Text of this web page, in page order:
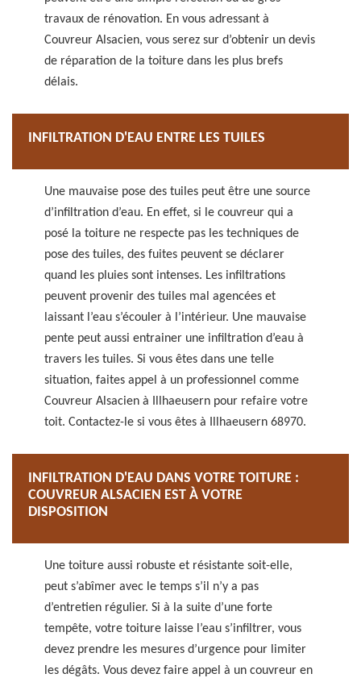
travaux de rénovation. En vous adressant à
Couvreur Alsacien, vous serez sur d’obtenir un devis
de réparation de la toiture dans les plus brefs
délais.
INFILTRATION D'EAU ENTRE LES TUILES
Une mauvaise pose des tuiles peut être une source
d’infiltration d’eau. En effet, si le couvreur qui a
posé la toiture ne respecte pas les techniques de
pose des tuiles, des fuites peuvent se déclarer
quand les pluies sont intenses. Les infiltrations
peuvent provenir des tuiles mal agencées et
laissant l’eau s’écouler à l’intérieur. Une mauvaise
pente peut aussi entrainer une infiltration d’eau à
travers les tuiles. Si vous êtes dans une telle
situation, faites appel à un professionnel comme
Couvreur Alsacien à Illhaeusern pour refaire votre
toit. Contactez-le si vous êtes à Illhaeusern 68970.
INFILTRATION D'EAU DANS VOTRE TOITURE :
COUVREUR ALSACIEN EST À VOTRE
DISPOSITION
Une toiture aussi robuste et résistante soit-elle,
peut s’abîmer avec le temps s’il n’y a pas
d’entretien régulier. Si à la suite d’une forte
tempête, votre toiture laisse l’eau s’infiltrer, vous
devez prendre les mesures d’urgence pour limiter
les dégâts. Vous devez faire appel à un couvreur en